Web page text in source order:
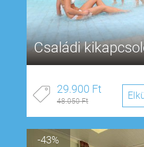
Családi
29.900 Ft
48.050 Ft
-43%